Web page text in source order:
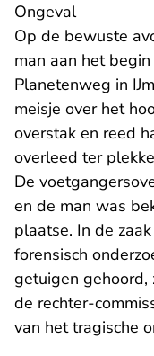
Ongeval
Op de bewuste
man aan het
Planetenweg in
meisje over het
overstak en reed
overleed ter
De
en de man was
plaatse. In de
forensisch
getuigen
de rechter-
van het tragische